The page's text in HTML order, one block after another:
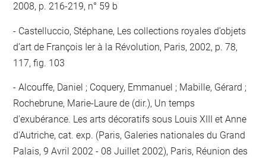
2008, p. 216-219, n° 59 b
Castelluccio, Stéphane, Les collections royales d’objets
d’art de François Ier à la Révolution, Paris, 2002, p. 78,
117, fig. 103
Alcouffe, Daniel ; Coquery, Emmanuel ; Mabille, Gérard ;
Rochebrune, Marie-Laure de (dir.), Un temps
d'exubérance. Les arts décoratifs sous Louis XIII et Anne
d'Autriche, cat. exp. (Paris, Galeries nationales du Grand
Palais, 9 Avril 2002 - 08 Juillet 2002), Paris, Réunion des